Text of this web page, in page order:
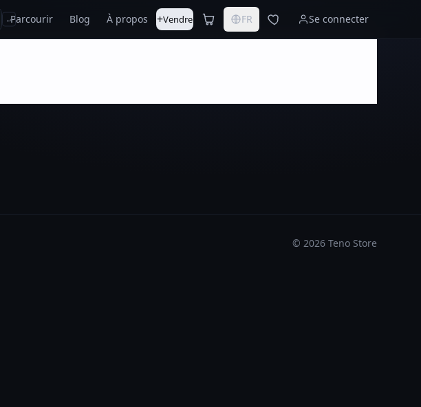
↵Parcourir Blog À propos +Vendre FR Se connecter
© 2026 Teno Store